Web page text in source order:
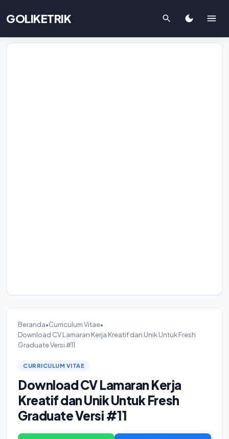
GOLIKETRIK
Beranda•Curriculum Vitae•
Download CV Lamaran Kerja Kreatif dan Unik Untuk Fresh
Graduate Versi #11
CURRICULUM VITAE
Download CV Lamaran Kerja
Kreatif dan Unik Untuk Fresh
Graduate Versi #11